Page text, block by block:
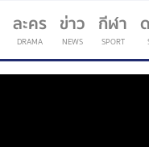
ละคร
DRAMA
ข่าว
NEWS
กีฬา
SPORT